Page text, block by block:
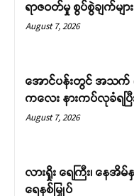
ရာဇဝတ်မှု စွပ်စွဲချက်များ
August 7, 2026
အောင်ပန်းတွင် အသက်
ကလေး နားကပ်လုခံရပြီ
August 7, 2026
လားရှိုး ရေကြီး၊ နေအိမ်
ရေနစ်မြှုပ်